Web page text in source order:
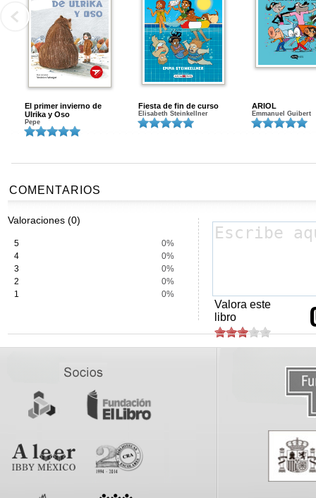
El primer invierno de
Ulrika y Oso
Pepe
Fiesta de fin de curso
Elisabeth Steinkellner
ARIOL
Emmanuel Guibert
COMENTARIOS
Valoraciones (0)
5
0%
4
0%
3
0%
2
0%
1
0%
Valora este
libro